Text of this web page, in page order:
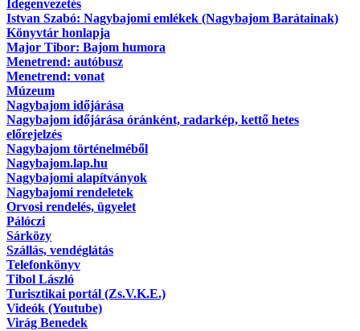
Idegenvezetés
Istvan Szabó: Nagybajomi emlékek (Nagybajom Barátainak)
Könyvtár honlapja
Major Tibor: Bajom humora
Menetrend: autóbusz
Menetrend: vonat
Múzeum
Nagybajom időjárása
Nagybajom időjárása óránként, radarkép, kettő hetes
előrejelzés
Nagybajom történelméből
Nagybajom.lap.hu
Nagybajomi alapítványok
Nagybajomi rendeletek
Orvosi rendelés, ügyelet
Pálóczi
Sárközy
Szállás, vendéglátás
Telefonkönyv
Tibol László
Turisztikai portál (Zs.V.K.E.)
Videók (Youtube)
Virág Benedek